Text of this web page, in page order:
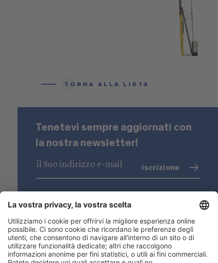
TORNA ALLA LISTA
Tenetevi sempre aggiornati con
la nostra newsletter!
iscrizione
Niederstätter SpA